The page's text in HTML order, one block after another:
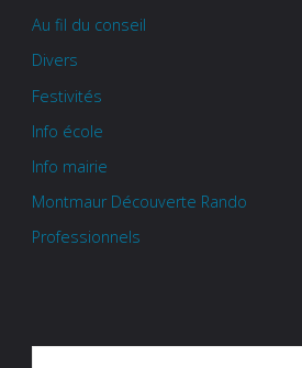
Au fil du conseil
Divers
Festivités
Info école
Info mairie
Montmaur Découverte Rando
Professionnels